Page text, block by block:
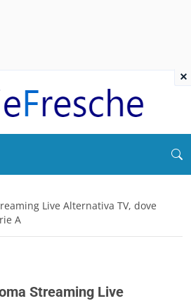
Live Alternativa TV, dove
A
Streaming Live
×